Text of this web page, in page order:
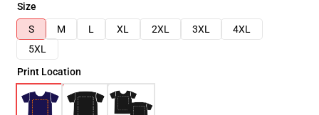
Size
S
M L XL 2XL 3XL
4XL
5XL
Print Location